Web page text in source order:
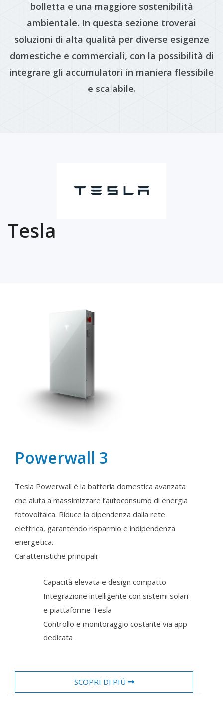
bolletta e una maggiore sostenibilità
ambientale. In questa sezione troverai
soluzioni di alta qualità per diverse esigenze
domestiche e commerciali, con la possibilità di
integrare gli accumulatori in maniera flessibile
e scalabile.
Tesla
Powerwall 3
Tesla Powerwall è la batteria domestica avanzata
che aiuta a massimizzare l’autoconsumo di energia
fotovoltaica. Riduce la dipendenza dalla rete
elettrica, garantendo risparmio e indipendenza
energetica.
Caratteristiche principali:
Capacità elevata e design compatto
Integrazione intelligente con sistemi solari
e piattaforme Tesla
Controllo e monitoraggio costante via app
dedicata
SCOPRI DI PIÙ